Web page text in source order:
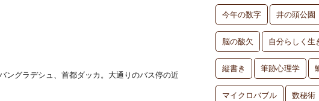
ングラデシュ、首都ダッカ。大通りのバス停の近
今年の数字 井の頭公園
脳の酸欠 自分らしく生
縦書き 筆跡心理学
マイクロバブル 数秘術